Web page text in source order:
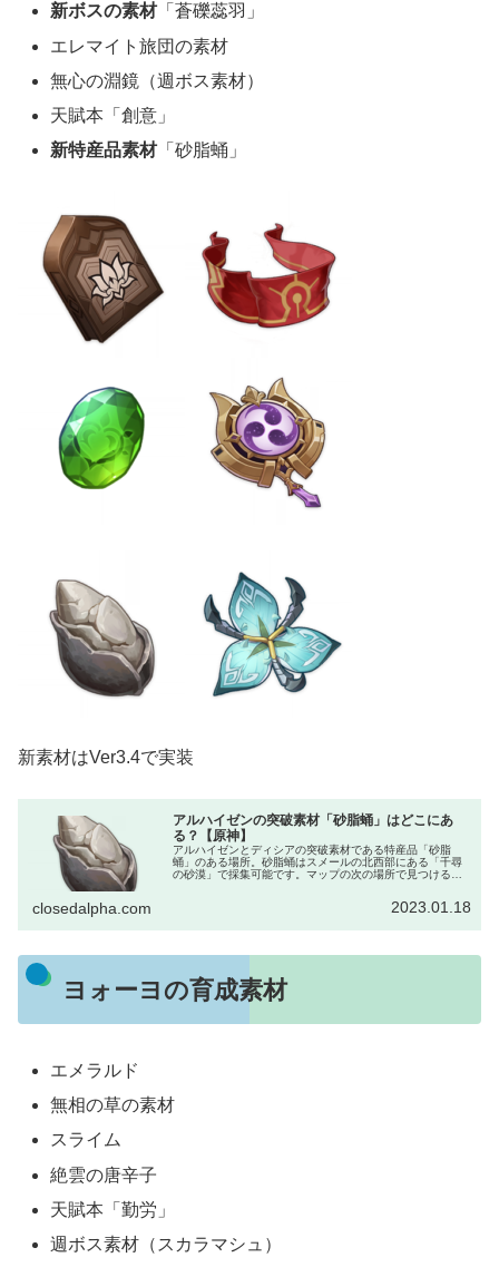
新ボスの素材「蒼礫蕊羽」
エレマイト旅団の素材
無心の淵鏡（週ボス素材）
天賦本「創意」
新特産品素材「砂脂蛹」
新素材はVer3.4で実装
アルハイゼンの突破素材「砂脂蛹」はどこにあ
る？【原神】
アルハイゼンとディシアの突破素材である特産品「砂脂
蛹」のある場所。砂脂蛹はスメールの北西部にある「千尋
の砂漠」で採集可能です。マップの次の場所で見つけるこ
closedalpha.com 2023.01.18
ヨォーヨの育成素材
エメラルド
無相の草の素材
スライム
絶雲の唐辛子
天賦本「勤労」
週ボス素材（スカラマシュ）